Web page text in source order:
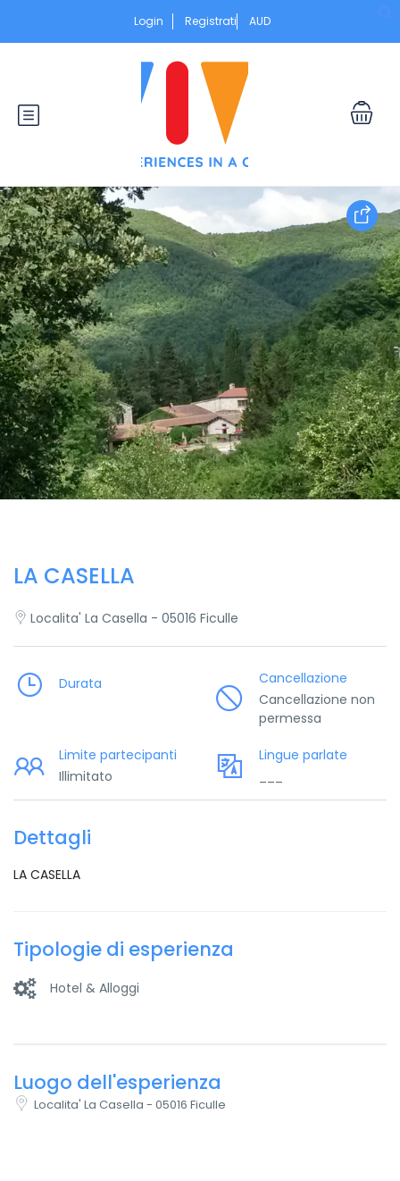
Login Registrati AUD
LA CASELLA
Localita' La Casella - 05016 Ficulle
Durata
Cancellazione
Cancellazione non
permessa
Limite partecipanti
Illimitato
Lingue parlate
Dettagli
LA CASELLA
Tipologie di esperienza
Hotel & Alloggi
Luogo dell'esperienza
Localita' La Casella - 05016 Ficulle